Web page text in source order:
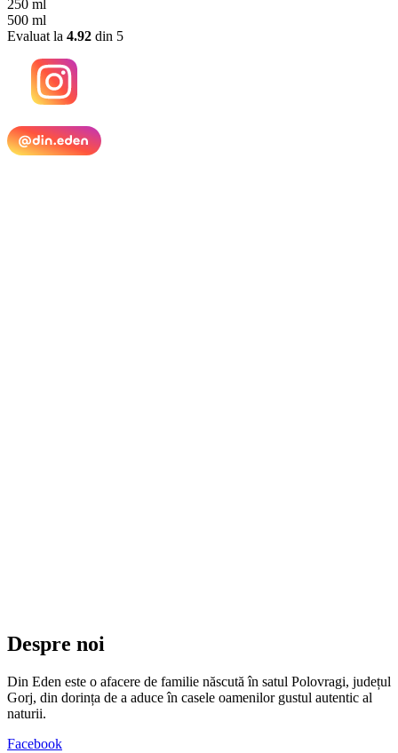
Opțiunile
pot
250 ml
500 ml
Evaluat la 4.92 din 5
Despre noi
Din Eden este o afacere de familie născută în satul Polovragi, județul
Gorj, din dorința de a aduce în casele oamenilor gustul autentic al
naturii.
Facebook